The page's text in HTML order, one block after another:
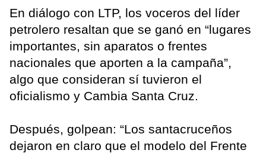
En diálogo con LTP, los voceros del líder
petrolero resaltan que se ganó en “lugares
importantes, sin aparatos o frentes
nacionales que aporten a la campaña”,
algo que consideran sí tuvieron el
oficialismo y Cambia Santa Cruz.
Después, golpean: “Los santacruceños
dejaron en claro que el modelo del Frente